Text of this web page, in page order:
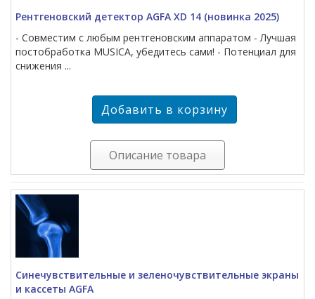
Рентгеновский детектор AGFA XD 14 (новинка 2025)
- Совместим с любым рентгеновским аппаратом - Лучшая
постобработка MUSICA, убедитесь сами! - Потенциал для
снижения ...
Описание товара
Синечувствительные и зеленочувствительные экраны
и кассеты AGFA